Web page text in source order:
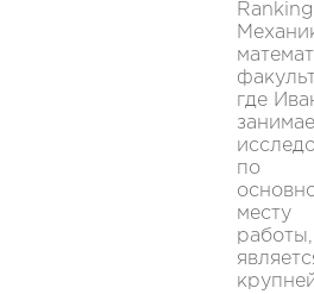
где
по
месту
работы,